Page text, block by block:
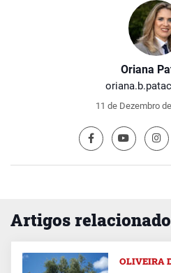
Oriana
11 de Dezembro
Artigos
OLIVEIRA